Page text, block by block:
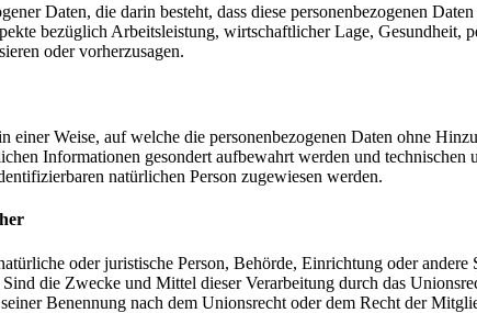
Daten, die darin besteht, dass diese personenbezogenen
bezüglich Arbeitsleistung, wirtschaftlicher Lage, Gesundheit,
oder vorherzusagen.
einer Weise, auf welche die personenbezogenen Daten ohne
Informationen gesondert aufbewahrt werden und
natürlichen Person zugewiesen werden.
oder juristische Person, Behörde, Einrichtung oder
die Zwecke und Mittel dieser Verarbeitung durch das
Benennung nach dem Unionsrecht oder dem Recht der